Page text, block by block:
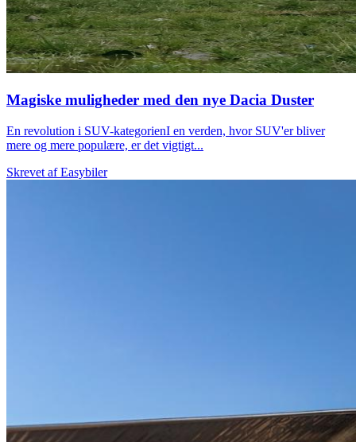
Magiske muligheder med den nye Dacia Duster
En revolution i SUV-kategorienI en verden, hvor SUV'er bliver
mere og mere populære, er det vigtigt...
Skrevet afEasybiler